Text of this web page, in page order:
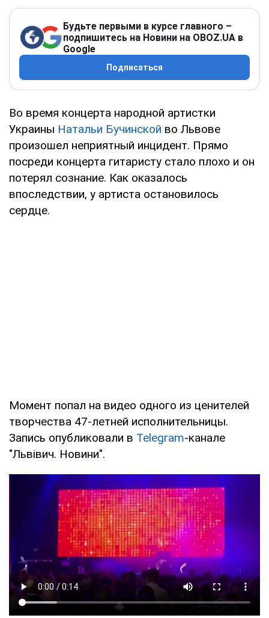
Будьте первыми в курсе главного –
подпишитесь на Новини на OBOZ.UA в
Google
Подписаться
Во время концерта народной артистки
Украины Натальи Бучинской во Львове
произошел неприятный инцидент. Прямо
посреди концерта гитаристу стало плохо и он
потерял сознание. Как оказалось
впоследствии, у артиста остановилось
сердце.
Момент попал на видео одного из ценителей
творчества 47-летней исполнительницы.
Запись опубликовали в Telegram-канале
"Львівич. Новини".